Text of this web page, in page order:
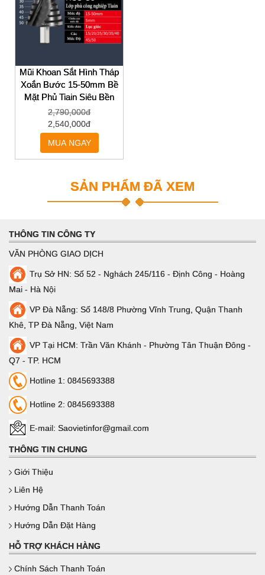
Mũi Khoan Sắt Hình Tháp
Xoắn Bước 15-50mm Bề
Mặt Phủ Tiain Siêu Bền
2,790,000đ
2,540,000đ
MUA NGAY
SẢN PHẨM ĐÃ XEM
THÔNG TIN CÔNG TY
VĂN PHÒNG GIAO DỊCH
Trụ Sở HN: Số 52 - Nghách 245/116 - Định Công - Hoàng
Mai - Hà Nội
VP Đà Nẵng: Số 148/8 Phường Vĩnh Trung, Quận Thanh
Khê, TP Đà Nẵng, Việt Nam
VP Tại HCM: Trần Văn Khánh - Phường Tân Thuận Đông -
Q7 - TP. HCM
Hotline 1: 0845693388
Hotline 2: 0845693388
E-mail: Saovietinfor@gmail.com
THÔNG TIN CHUNG
Giới Thiệu
Liên Hệ
Hướng Dẫn Thanh Toán
Hướng Dẫn Đặt Hàng
HỖ TRỢ KHÁCH HÀNG
Chính Sách Thanh Toán